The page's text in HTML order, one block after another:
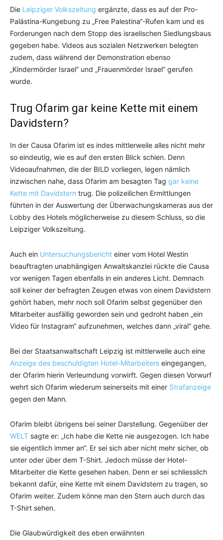
Die Leipziger Volkszeitung ergänzte, dass es auf der Pro-
Palästina-Kungebung zu „Free Palestina“-Rufen kam und es
Forderungen nach dem Stopp des israelischen Siedlungsbaus
gegeben habe. Videos aus sozialen Netzwerken belegten
zudem, dass während der Demonstration ebenso
„Kindermörder Israel“ und „Frauenmörder Israel“ gerufen
wurde.
Trug Ofarim gar keine Kette mit einem
Davidstern?
In der Causa Ofarim ist es indes mittlerweile alles nicht mehr
so eindeutig, wie es auf den ersten Blick schien. Denn
Videoaufnahmen, die der BILD vorliegen, legen nämlich
inzwischen nahe, dass Ofarim am besagten Tag gar keine
Kette mit Davidstern trug. Die polizeilichen Ermittlungen
führten in der Auswertung der Überwachungskameras aus der
Lobby des Hotels möglicherweise zu diesem Schluss, so die
Leipziger Volkszeitung.
Auch ein Untersuchungsbericht einer vom Hotel Westin
beauftragten unabhängigen Anwaltskanzlei rückte die Causa
vor wenigen Tagen ebenfalls in ein anderes Licht. Demnach
soll keiner der befragten Zeugen etwas von einem Davidstern
gehört haben, mehr noch soll Ofarim selbst gegenüber den
Mitarbeiter ausfällig geworden sein und gedroht haben „ein
Video für Instagram“ aufzunehmen, welches dann „viral“ gehe.
Bei der Staatsanwaltschaft Leipzig ist mittlerweile auch eine
Anzeige des beschuldigten Hotel-Mitarbeiters eingegangen,
der Ofarim hierin Verleumdung vorwirft. Gegen diesen Vorwurf
wehrt sich Ofarim wiederum seinerseits mit einer Strafanzeige
gegen den Mann.
Ofarim bleibt übrigens bei seiner Darstellung. Gegenüber der
WELT sagte er: „Ich habe die Kette nie ausgezogen. Ich habe
sie eigentlich immer an“. Er sei sich aber nicht mehr sicher, ob
unter oder über dem T-Shirt. Jedoch müsse der Hotel-
Mitarbeiter die Kette gesehen haben. Denn er sei schliesslich
bekannt dafür, eine Kette mit einem Davidstern zu tragen, so
Ofarim weiter. Zudem könne man den Stern auch durch das
T-Shirt sehen.
Die Glaubwürdigkeit des eben erwähnten